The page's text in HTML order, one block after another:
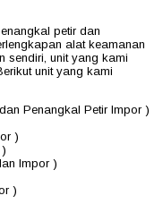
petir dan
alat keamanan
sendiri, unit yang kami
unit yang kami
Penangkal Petir Impor )
)
Impor )
)